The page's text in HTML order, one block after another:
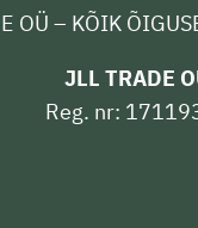
OÜ – KÕIK
JLL TRADE
Reg. nr: